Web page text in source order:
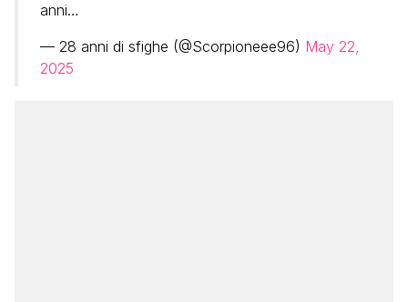
anni…
— 28 anni di sfighe (@Scorpioneee96) May 22,
2025